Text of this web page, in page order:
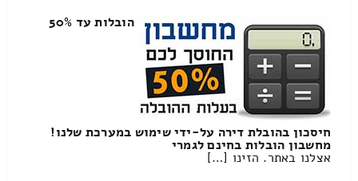
הובלות עד 50%
חיסכון בהובלת דירה על-ידי שימוש במערכת שלנו!
מחשבון הובלות בחינם לגמרי
אצלנו באתר. הזינו […]